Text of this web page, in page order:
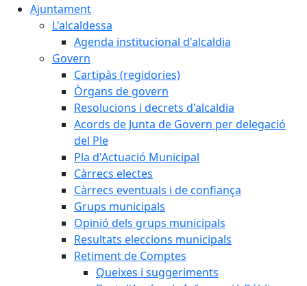
Ajuntament
L'alcaldessa
Agenda institucional d'alcaldia
Govern
Cartipàs (regidories)
Òrgans de govern
Resolucions i decrets d'alcaldia
Acords de Junta de Govern per delegació
del Ple
Pla d'Actuació Municipal
Càrrecs electes
Càrrecs eventuals i de confiança
Grups municipals
Opinió dels grups municipals
Resultats eleccions municipals
Retiment de Comptes
Queixes i suggeriments